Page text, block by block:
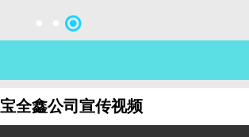
关于我们
联系我们
51La
宝全鑫公司宣传视频